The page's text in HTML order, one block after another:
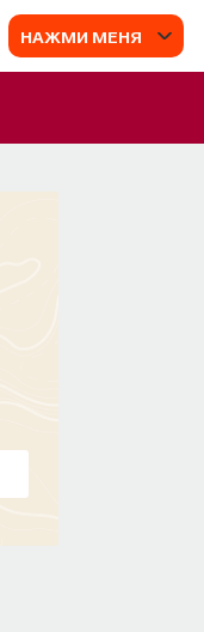
НАЖМИ МЕНЯ